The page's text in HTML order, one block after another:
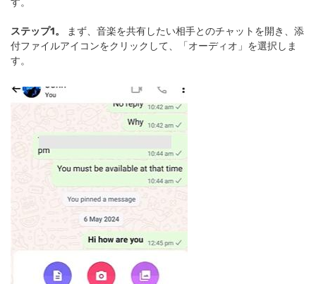
す。
ステップ1。
まず、音楽を共有したい相手とのチャットを開き、添
付ファイルアイコンをクリックして、「オーディオ」を選択しま
す。